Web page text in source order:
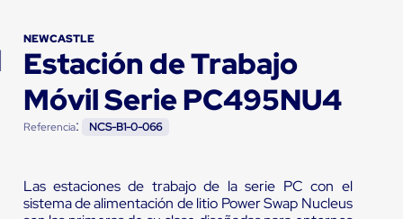
NEWCASTLE
Estación de Trabajo
Móvil Serie PC495NU4
Referencia: NCS-B1-0-066
Las estaciones de trabajo de la serie PC con el
sistema de alimentación de litio Power Swap Nucleus